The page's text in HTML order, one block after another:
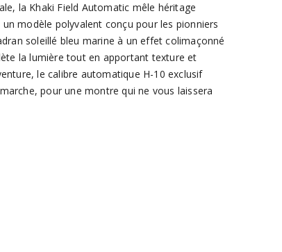
la Khaki Field Automatic mêle héritage
modèle polyvalent conçu pour les pionniers
soleillé bleu marine à un effet colimaçonné
la lumière tout en apportant texture et
le calibre automatique H-10 exclusif
pour une montre qui ne vous laissera